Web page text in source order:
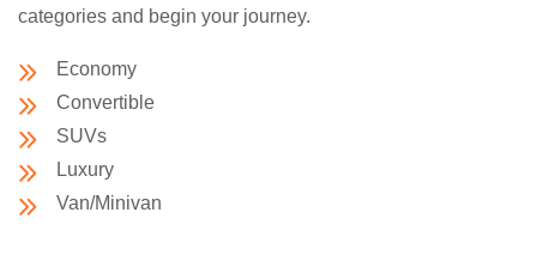
categories and begin your journey.
Economy
Convertible
SUVs
Luxury
Van/Minivan